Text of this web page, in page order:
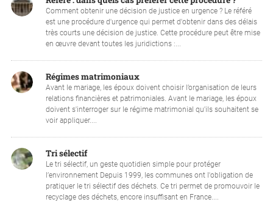
Comment obtenir une décision de justice en urgence ? Le référé
est une procédure d'urgence qui permet d'obtenir dans des délais
très courts une décision de justice. Cette procédure peut être mise
en œuvre devant toutes les juridictions :...
Régimes matrimoniaux
Avant le mariage, les époux doivent choisir l’organisation de leurs
relations financières et patrimoniales. Avant le mariage, les époux
doivent s'interroger sur le régime matrimonial qu'ils souhaitent se
voir appliquer....
Tri sélectif
Le tri sélectif, un geste quotidien simple pour protéger
l’environnement Depuis 1999, les communes ont l'obligation de
pratiquer le tri sélectif des déchets. Ce tri permet de promouvoir le
recyclage des déchets, encore insuffisant en France....